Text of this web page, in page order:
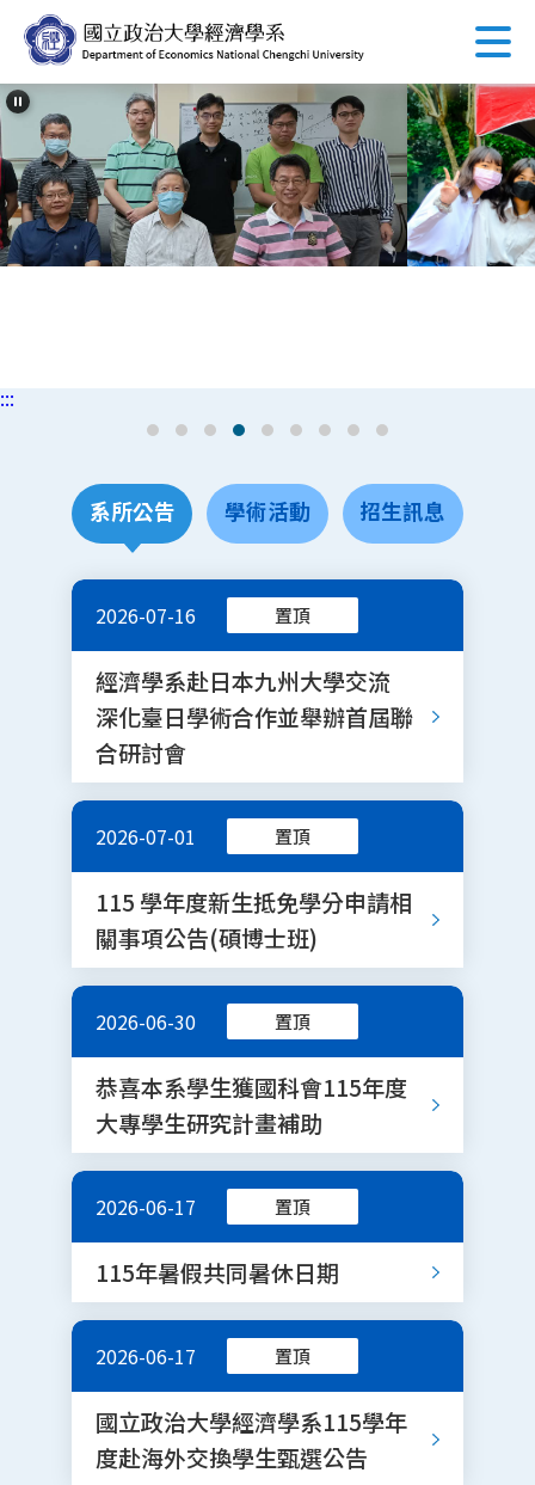
到
主
內
容
:::
系所公告 學術活動 招生訊息
2026-07-16 置頂
經濟學系赴日本九州大學交流
深化臺日學術合作並舉辦首屆聯
合研討會
2026-07-01 置頂
115 學年度新生抵免學分申請相
關事項公告(碩博士班)
2026-06-30 置頂
恭喜本系學生獲國科會115年度
大專學生研究計畫補助
2026-06-17 置頂
115年暑假共同暑休日期
2026-06-17 置頂
國立政治大學經濟學系115學年
度赴海外交換學生甄選公告